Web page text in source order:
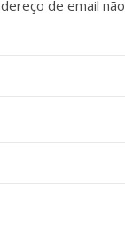
de email